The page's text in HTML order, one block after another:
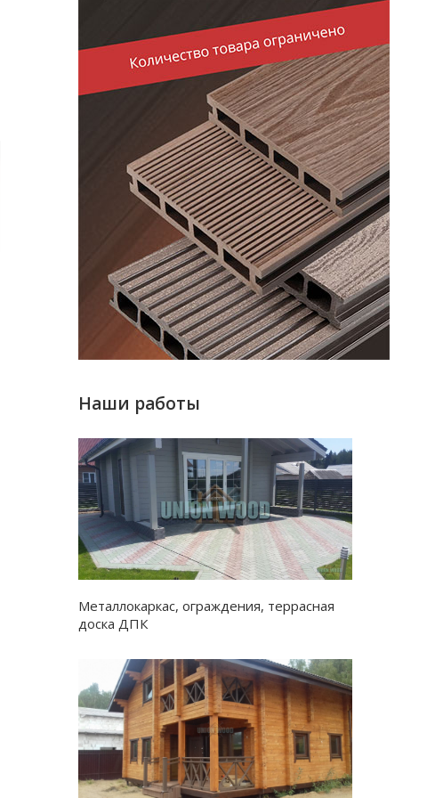
Наши работы
Металлокаркас, ограждения, террасная
доска ДПК